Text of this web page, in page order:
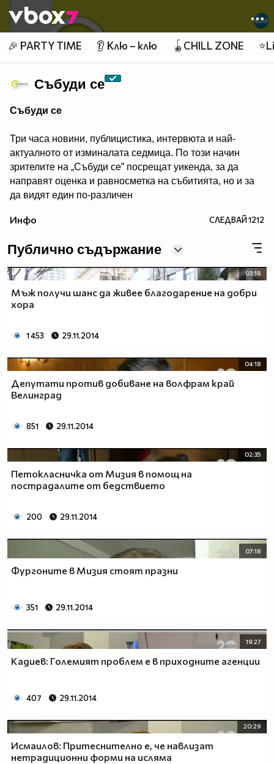
👾
🎉 PARTY TIME 👂 Клю – клю 🪀CHILL ZONE
Събуди се
Събуди се
Три часа новини, публицистика, интервюта и най-
актуалното от изминалата седмица. По този начин
зрителите на „Събуди се” посрещат уикенда, за да
направят оценка и равносметка на събитията, но и за
да видят един по-различен
Инфо СЛЕДВАЙ1212
Публично съдържание
03:18
Мъж получи шанс да живее благодарение на добри
хора
1 453 29.11.2014
04:18
Депутати против добиване на волфрам край
Велинград
851 29.11.2014
02:35
Петокласничка от Мизия в помощ на
пострадалите от бедствието
200 29.11.2014
07:18
Фургоните в Мизия стоят празни
351 29.11.2014
19:27
Кадиев: Големият проблем е в приходните агенции
407 29.11.2014
20:29
Исмаилов: Притеснително е, че навлизат
нетрадиционни форми на исляма